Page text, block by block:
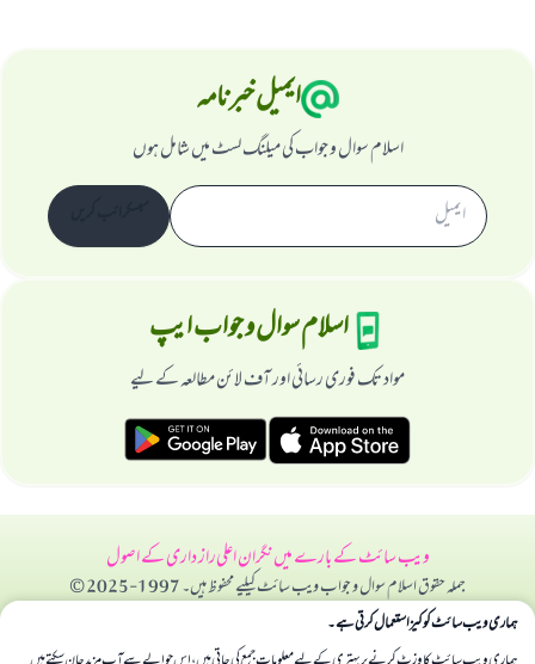
ایمیل خبرنامہ
اسلام سوال و جواب کی میلنگ لسٹ میں شامل ہوں
اسلام سوال و جواب ایپ
مواد تک فوری رسائی اور آف لائن مطالعہ کے لیے
ویب سائٹ کے بارے میںنگران اعلیراز داری کے اصول
جملہ حقوق اسلام سوال و جواب ویب سائٹ کیلیے محفوظ ہیں۔ 1997-2025 ©
ہماری ویب سائٹ کوکیز استعمال کرتی ہے۔